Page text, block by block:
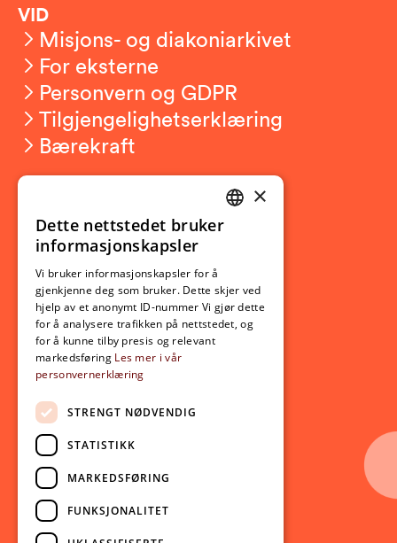
VID
Misjons- og diakoniarkivet
For eksterne
Personvern og GDPR
Tilgjengelighetserklæring
Bærekraft
Ny student
Utveksling
Opptak
Lov- og regelverk
Aktuelt
Nyheter
Arrangementer
Nyhetsbrev
Ledige stillinger
Følg oss på sosiale medier:
Facebook
Instagram
NORWEGIAN
×
Dette nettstedet bruker
informasjonskapsler
Vi bruker informasjonskapsler for å
gjenkjenne deg som bruker. Dette skjer ved
hjelp av et anonymt ID-nummer Vi gjør dette
for å analysere trafikken på nettstedet, og
for å kunne tilby presis og relevant
markedsføring Les mer i vår
personvernerklæring
STRENGT NØDVENDIG
STATISTIKK
MARKEDSFØRING
FUNKSJONALITET